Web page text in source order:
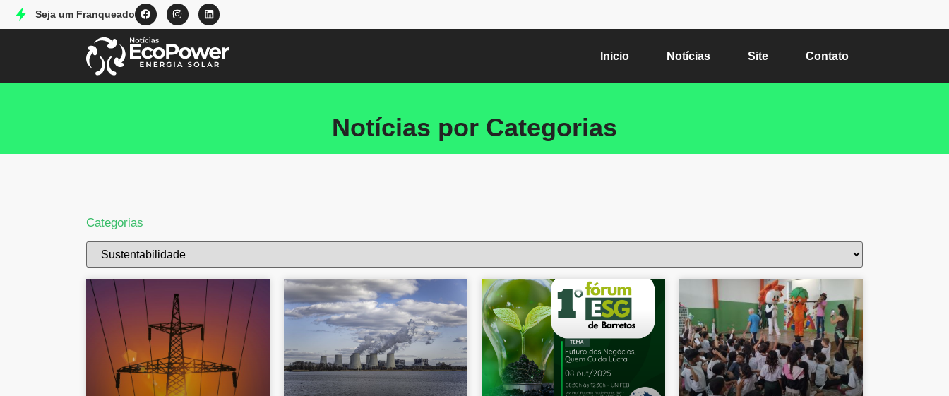
Seja um Franqueado
Inicio Notícias Site Contato
Notícias por Categorias
Categorias